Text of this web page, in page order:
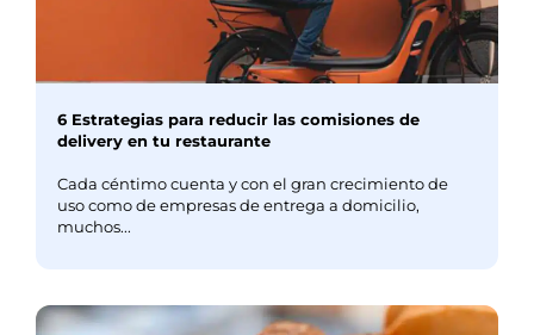
6 Estrategias para reducir las comisiones de
delivery en tu restaurante
Cada céntimo cuenta y con el gran crecimiento de
uso como de empresas de entrega a domicilio,
muchos...